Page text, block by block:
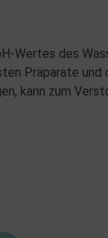
Wertes des
Präparate
kann zum